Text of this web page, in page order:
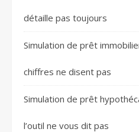
détaille pas toujours
Simulation de prêt
chiffres ne disent pas
Simulation de prêt
l’outil ne vous dit pas